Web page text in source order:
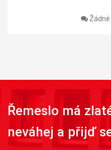
Řemeslo má
neváhej a přijď